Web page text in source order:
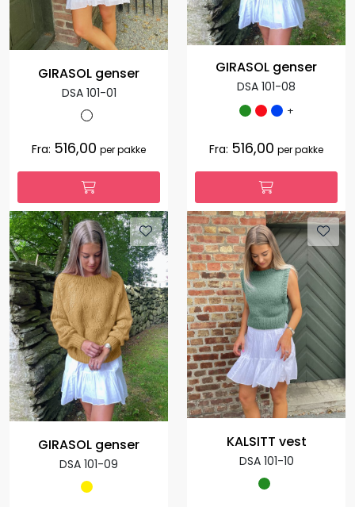
GIRASOL genser
DSA 101-01
Fra: 516,00 per pakke
GIRASOL genser
DSA 101-08
+
Fra: 516,00 per pakke
GIRASOL genser
DSA 101-09
KALSITT vest
DSA 101-10